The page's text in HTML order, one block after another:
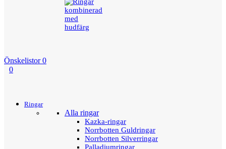
Önskelistor 0
0
Ringar
Alla ringar
Kazka-ringar
Norrbotten Guldringar
Norrbotten Silverringar
Palladiumringar